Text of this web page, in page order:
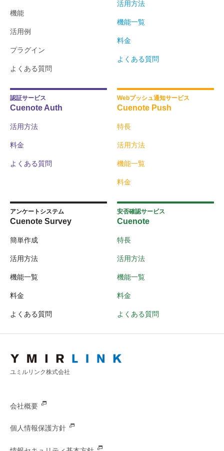
機能
活用例
プラグイン
よくある質問
活用方法
機能一覧
料金
よくある質問
認証サービス
Cuenote Auth
活用方法
料金
よくある質問
Webプッシュ通知サービス
Cuenote Push
特長
活用方法
機能一覧
料金
アンケートシステム
Cuenote Survey
簡単作成
活用方法
機能一覧
料金
よくある質問
安否確認サービス
Cuenote
特長
活用方法
機能一覧
料金
よくある質問
ユミルリンク株式会社
会社概要
個人情報保護方針